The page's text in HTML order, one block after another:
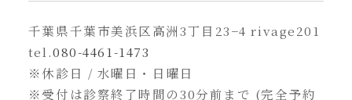
千葉県千葉市美浜区高洲3丁目23−4 rivage201
tel.080-4461-1473
※休診日 / 水曜日・日曜日
※受付は診察終了時間の30分前まで (完全予約